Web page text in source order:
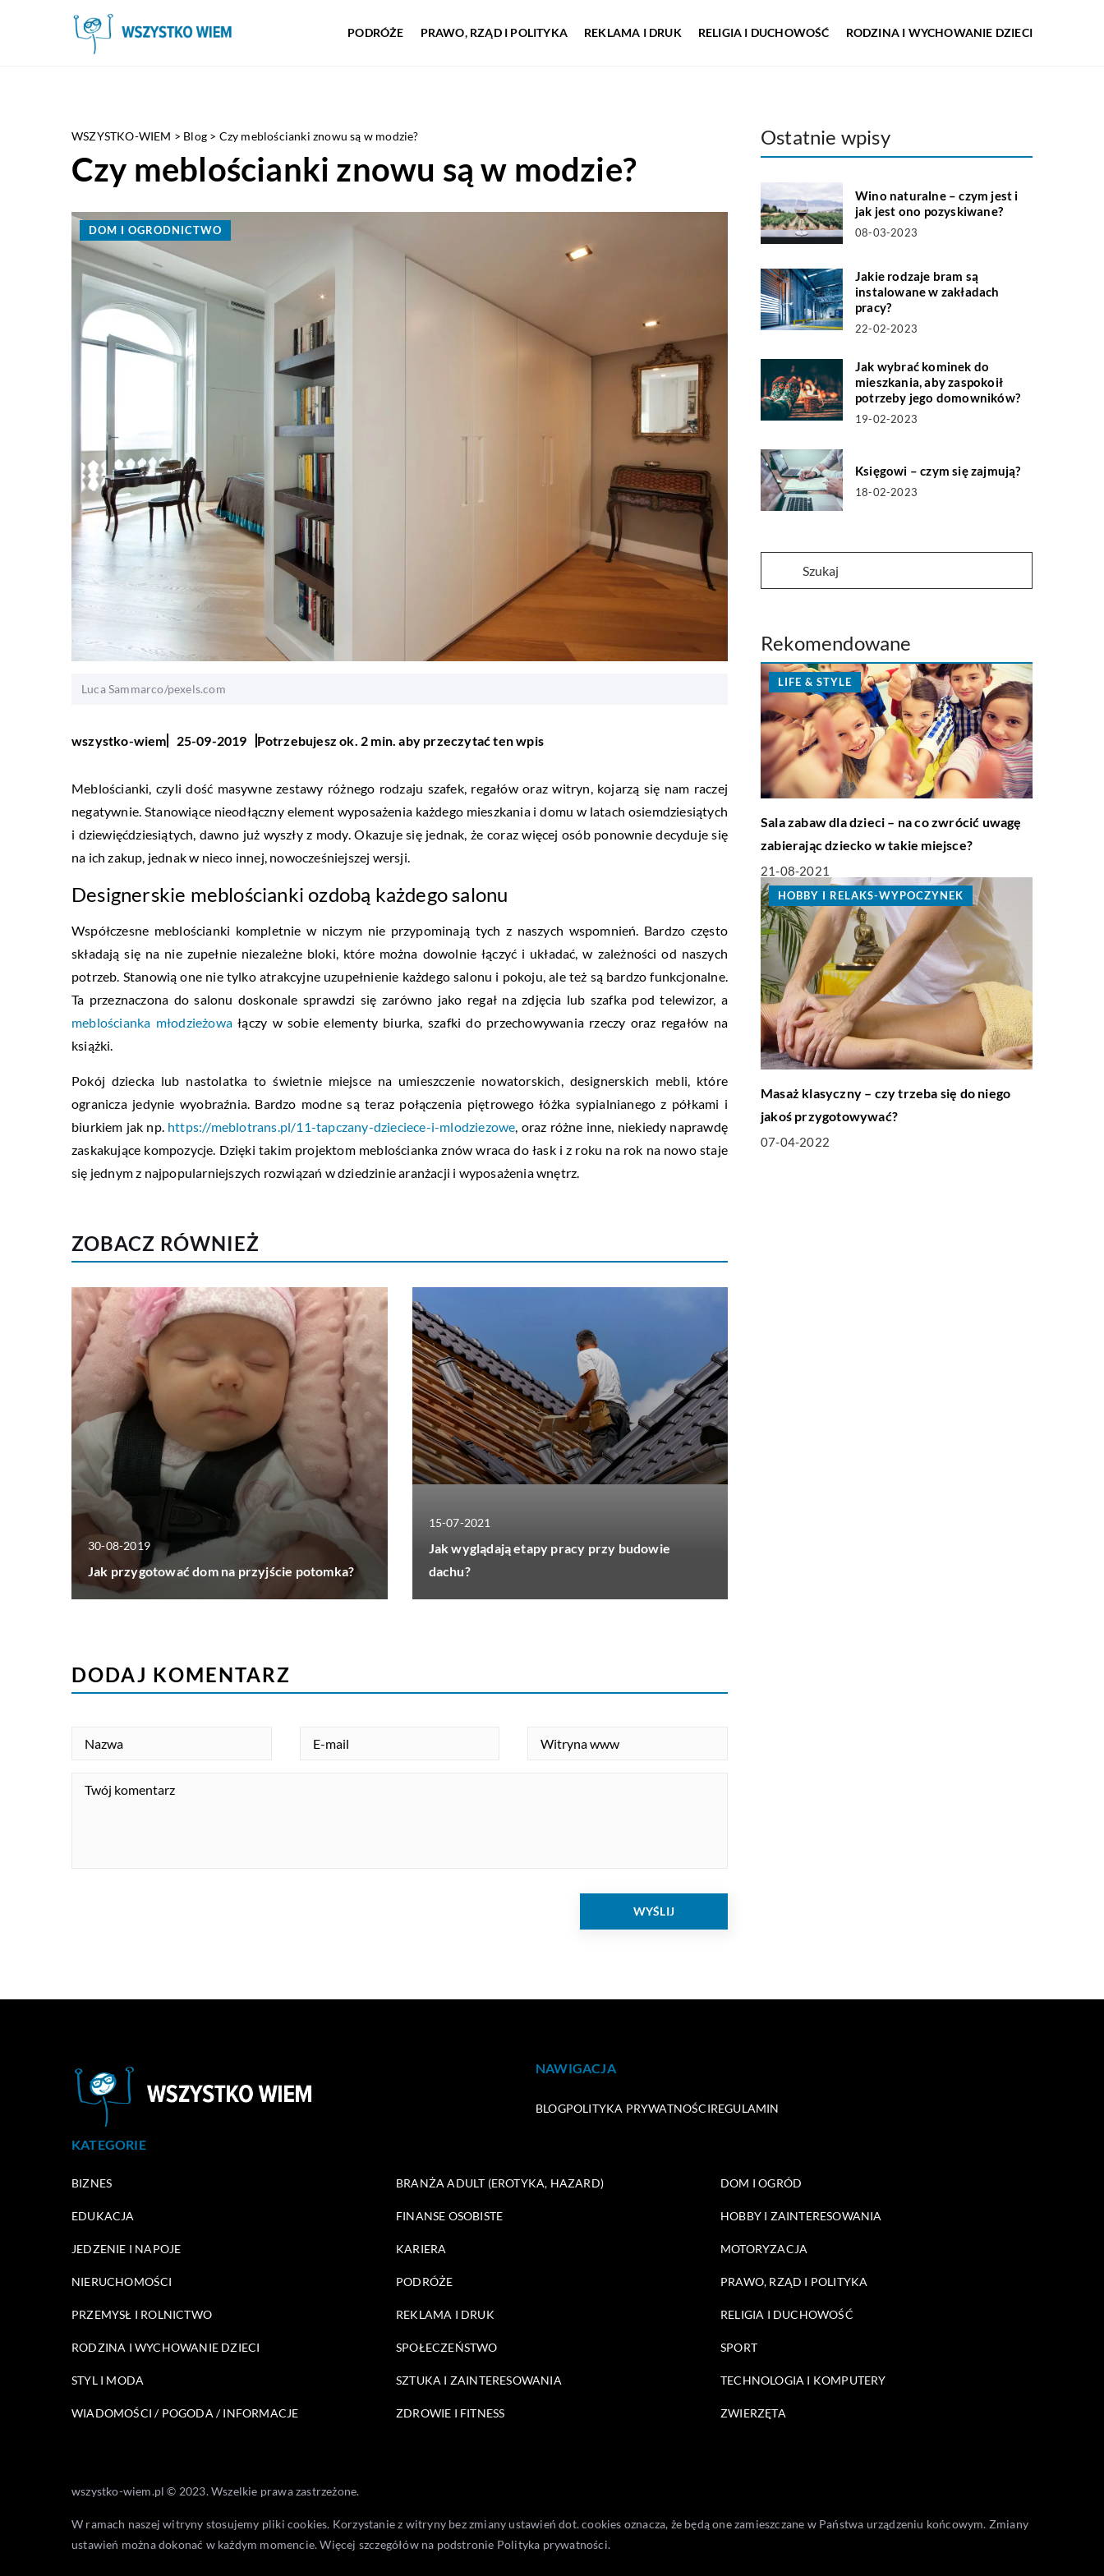
PODRÓŻE PRAWO, RZĄD I POLITYKA REKLAMA I DRUK RELIGIA I DUCHOWOŚĆ RODZINA I WYCHOWANIE DZIECI
WSZYSTKO-WIEM > Blog > Czy meblościanki znowu są w modzie?
Czy meblościanki znowu są w modzie?
Luca Sammarco/pexels.com
DOM I OGRODNICTWO
wszystko-wiem 25-09-2019 Potrzebujesz ok. 2 min. aby przeczytać ten wpis
Meblościanki, czyli dość masywne zestawy różnego rodzaju szafek, regałów oraz witryn, kojarzą się nam raczej
negatywnie. Stanowiące nieodłączny element wyposażenia każdego mieszkania i domu w latach osiemdziesiątych
i dziewięćdziesiątych, dawno już wyszły z mody. Okazuje się jednak, że coraz więcej osób ponownie decyduje się
na ich zakup, jednak w nieco innej, nowocześniejszej wersji.
Designerskie meblościanki ozdobą każdego salonu
Współczesne meblościanki kompletnie w niczym nie przypominają tych z naszych wspomnień. Bardzo często
składają się na nie zupełnie niezależne bloki, które można dowolnie łączyć i układać, w zależności od naszych
potrzeb. Stanowią one nie tylko atrakcyjne uzupełnienie każdego salonu i pokoju, ale też są bardzo funkcjonalne.
Ta przeznaczona do salonu doskonale sprawdzi się zarówno jako regał na zdjęcia lub szafka pod telewizor, a
meblościanka młodzieżowałączy w sobie elementy biurka, szafki do przechowywania rzeczy oraz regałów na
książki.
Pokój dziecka lub nastolatka to świetnie miejsce na umieszczenie nowatorskich, designerskich mebli, które
ogranicza jedynie wyobraźnia. Bardzo modne są teraz połączenia piętrowego łóżka sypialnianego z półkami i
biurkiem jak np. https://meblotrans.pl/11-tapczany-dzieciece-i-mlodziezowe, oraz różne inne, niekiedy naprawdę
zaskakujące kompozycje. Dzięki takim projektom meblościanka znów wraca do łask i z roku na rok na nowo staje
się jednym z najpopularniejszych rozwiązań w dziedzinie aranżacji i wyposażenia wnętrz.
ZOBACZ RÓWNIEŻ
30-08-2019
Jak przygotować dom na przyjście potomka?
15-07-2021
Jak wyglądają etapy pracy przy budowie
dachu?
Ostatnie wpisy
Wino naturalne – czym jest i
jak jest ono pozyskiwane?
08-03-2023
Jakie rodzaje bram są
instalowane w zakładach
pracy?
22-02-2023
Jak wybrać kominek do
mieszkania, aby zaspokoił
potrzeby jego domowników?
19-02-2023
Księgowi – czym się zajmują?
18-02-2023
Rekomendowane
LIFE & STYLE
Sala zabaw dla dzieci – na co zwrócić uwagę
zabierając dziecko w takie miejsce?
21-08-2021
HOBBY I RELAKS-WYPOCZYNEK
Masaż klasyczny – czy trzeba się do niego
jakoś przygotowywać?
07-04-2022
DODAJ KOMENTARZ
NAWIGACJA
BLOGPOLITYKA PRYWATNOŚCIREGULAMIN
KATEGORIE
BIZNES BRANŻA ADULT (EROTYKA, HAZARD) DOM I OGRÓD
EDUKACJA FINANSE OSOBISTE HOBBY I ZAINTERESOWANIA
JEDZENIE I NAPOJE KARIERA MOTORYZACJA
NIERUCHOMOŚCI PODRÓŻE PRAWO, RZĄD I POLITYKA
PRZEMYSŁ I ROLNICTWO REKLAMA I DRUK RELIGIA I DUCHOWOŚĆ
RODZINA I WYCHOWANIE DZIECI SPOŁECZEŃSTWO SPORT
STYL I MODA SZTUKA I ZAINTERESOWANIA TECHNOLOGIA I KOMPUTERY
WIADOMOŚCI / POGODA / INFORMACJE ZDROWIE I FITNESS ZWIERZĘTA
wszystko-wiem.pl © 2023. Wszelkie prawa zastrzeżone.
W ramach naszej witryny stosujemy pliki cookies. Korzystanie z witryny bez zmiany ustawień dot. cookies oznacza, że będą one zamieszczane w Państwa urządzeniu końcowym. Zmiany
ustawień można dokonać w każdym momencie. Więcej szczegółów na podstronie Polityka prywatności.